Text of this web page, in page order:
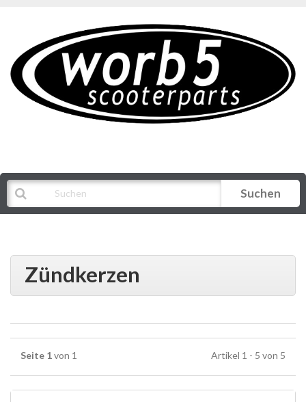
Suchen
Zündkerzen
Seite 1von 1 Artikel 1 - 5 von 5